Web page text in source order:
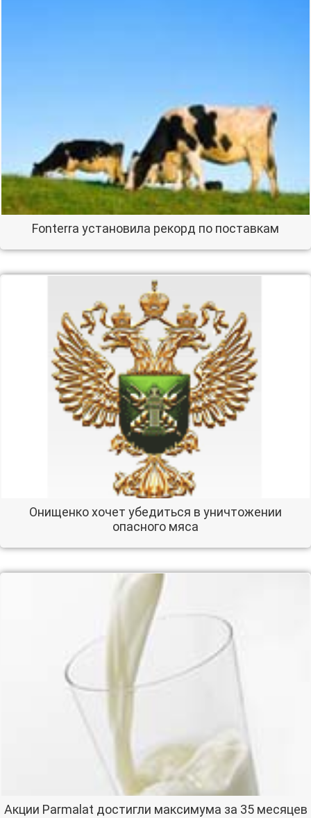
Fonterra установила рекорд по поставкам
Онищенко хочет убедиться в уничтожении
опасного мяса
Акции Parmalat достигли максимума за 35 месяцев